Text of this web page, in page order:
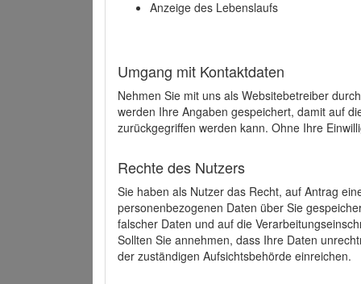
Anzeige des Lebenslaufs
Umgang mit Kontaktdaten
Nehmen Sie mit uns als Websitebetreiber
werden Ihre Angaben gespeichert, damit auf
zurückgegriffen werden kann. Ohne Ihre
Rechte des Nutzers
Sie haben als Nutzer das Recht, auf Antrag
personenbezogenen Daten über Sie
falscher Daten und auf die
Sollten Sie annehmen, dass Ihre Daten
der zuständigen Aufsichtsbehörde einreichen.